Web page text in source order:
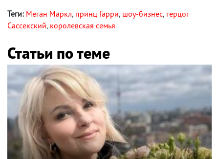
Теги: Меган Маркл, принц Гарри, шоу-бизнес, герцог
Сассекский, королевская семья
Статьи по теме